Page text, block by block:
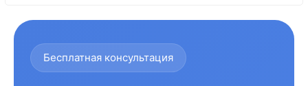
Бесплатная консультация